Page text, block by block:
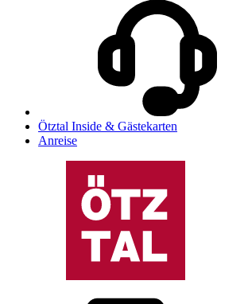
Ötztal Inside & Gästekarten
Anreise